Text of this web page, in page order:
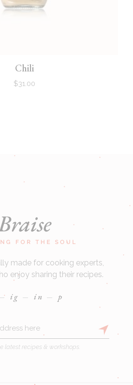
Chili
$31.00
made for cooking experts,
enjoy sharing their recipes.
ig in p
latest recipes & workshops.